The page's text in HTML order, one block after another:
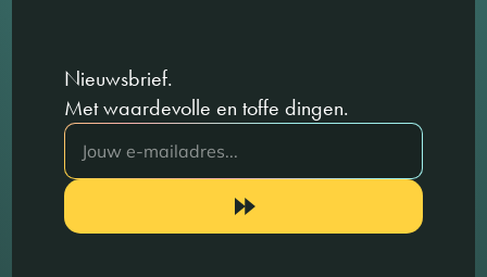
Nieuwsbrief.
Met waardevolle en toffe dingen.